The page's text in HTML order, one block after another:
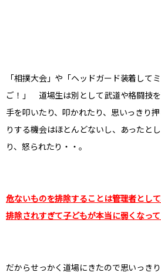
「相撲大会」や「ヘッドガード装着して
ご！」 道場生は別として武道や格闘技
手を叩いたり、叩かれたり、思いっきり
りする機会はほとんどないし、あったと
り、怒られたり・・。
危ないものを排除することは管理者とし
排除されすぎて子どもが本当に弱くなって
だからせっかく道場にきたので思いっき